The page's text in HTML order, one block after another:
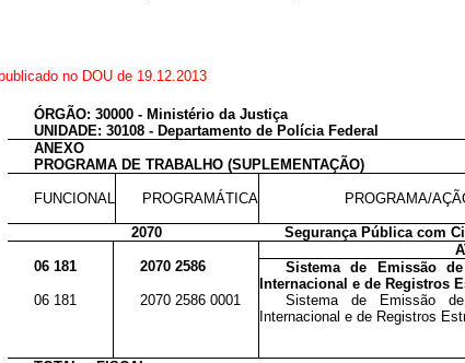
no DOU de 19.12.2013
ÓRGÃO: 30000 - Ministério da Justiça
UNIDADE: 30108 - Departamento de Polícia Federal
ANEXO
PROGRAMA DE TRABALHO (SUPLEMENTAÇÃO)
FUNCIONAL PROGRAMÁTICA PROGRAMA/
2070 Segurança Pública com
06 181
2070 2586
Sistema de Emissão
Internacional e de Registros
06 181 2070 2586 0001
Sistema de Emissão
Internacional e de Registros